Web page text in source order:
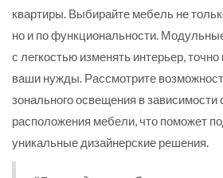
квартиры. Выбирайте мебель не
но и по функциональности.
с легкостью изменять интерьер,
ваши нужды. Рассмотрите
зонального освещения в зависимости
расположения мебели, что поможет
уникальные дизайнерские решения.